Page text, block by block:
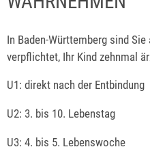
In Baden-Württemberg sind
verpflichtet, Ihr Kind zehnmal
U1: direkt nach der Entbindung
U2: 3. bis 10. Lebenstag
U3: 4. bis 5. Lebenswoche